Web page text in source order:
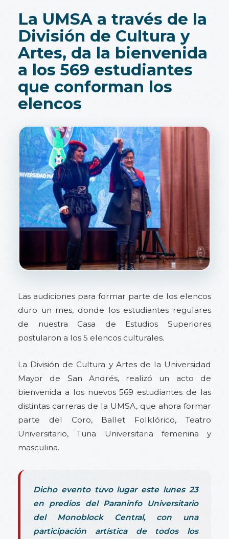
La UMSA a través de la
División de Cultura y
Artes, da la bienvenida
a los 569 estudiantes
que conforman los
elencos
Las audiciones para formar parte de los elencos
duro un mes, donde los estudiantes regulares
de nuestra Casa de Estudios Superiores
postularon a los 5 elencos culturales.
La División de Cultura y Artes de la Universidad
Mayor de San Andrés, realizó un acto de
bienvenida a los nuevos 569 estudiantes de las
distintas carreras de la UMSA, que ahora formar
parte del Coro, Ballet Folklórico, Teatro
Universitario, Tuna Universitaria femenina y
masculina.
Dicho evento tuvo lugar este lunes 23
en predios del Paraninfo Universitario
del Monoblock Central, con una
participación artística de todos los